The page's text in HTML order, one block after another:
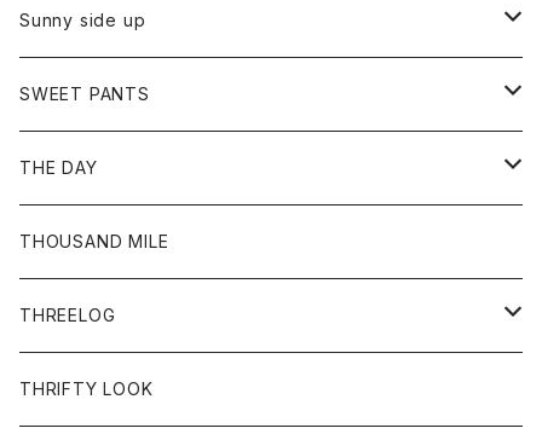
カーディガン
ワンピース
コート
オーバーオール
ブレスレット
リング
ブーツ
サンダル
Sunny side up
アウター
Ｇジャン
ボトム
ジーンズ
SWEET PANTS
ボトム
ショートパンツ
THE DAY
トップス
Tシャツ
THOUSAND MILE
THREELOG
トップス
THRIFTY LOOK